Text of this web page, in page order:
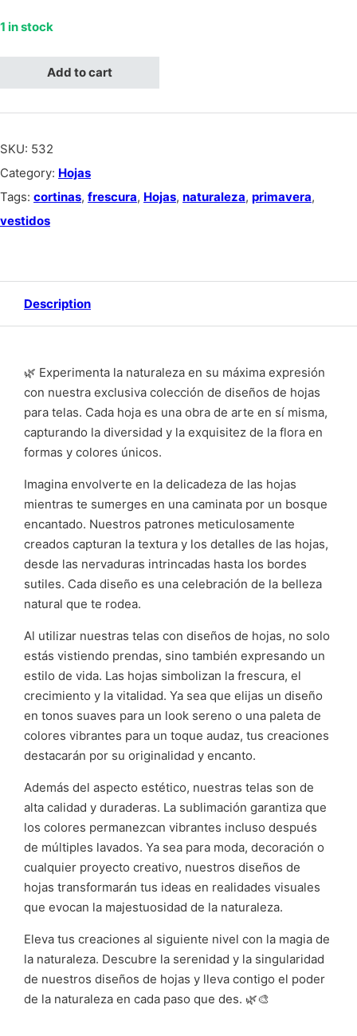
1 in stock
Hojas verdes con blanco, fondo negro quantity
Add to cart
SKU: 532
Category: Hojas
Tags: cortinas, frescura, Hojas, naturaleza, primavera,
vestidos
Description
🌿 Experimenta la naturaleza en su máxima expresión
con nuestra exclusiva colección de diseños de hojas
para telas. Cada hoja es una obra de arte en sí misma,
capturando la diversidad y la exquisitez de la flora en
formas y colores únicos.
Imagina envolverte en la delicadeza de las hojas
mientras te sumerges en una caminata por un bosque
encantado. Nuestros patrones meticulosamente
creados capturan la textura y los detalles de las hojas,
desde las nervaduras intrincadas hasta los bordes
sutiles. Cada diseño es una celebración de la belleza
natural que te rodea.
Al utilizar nuestras telas con diseños de hojas, no solo
estás vistiendo prendas, sino también expresando un
estilo de vida. Las hojas simbolizan la frescura, el
crecimiento y la vitalidad. Ya sea que elijas un diseño
en tonos suaves para un look sereno o una paleta de
colores vibrantes para un toque audaz, tus creaciones
destacarán por su originalidad y encanto.
Además del aspecto estético, nuestras telas son de
alta calidad y duraderas. La sublimación garantiza que
los colores permanezcan vibrantes incluso después
de múltiples lavados. Ya sea para moda, decoración o
cualquier proyecto creativo, nuestros diseños de
hojas transformarán tus ideas en realidades visuales
que evocan la majestuosidad de la naturaleza.
Eleva tus creaciones al siguiente nivel con la magia de
la naturaleza. Descubre la serenidad y la singularidad
de nuestros diseños de hojas y lleva contigo el poder
de la naturaleza en cada paso que des. 🌿🎨